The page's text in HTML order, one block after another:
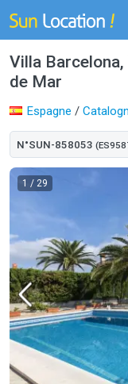
Villa
de Mar
Espagne /
N°SUN-858053
1 / 29